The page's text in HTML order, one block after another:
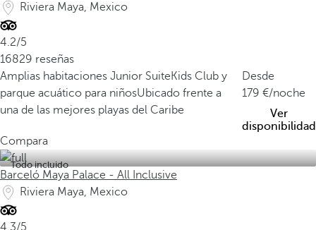
Riviera Maya, Mexico
4.2/5
16829 reseñas
Amplias habitaciones Junior SuiteKids Club y
parque acuático para niñosUbicado frente a
una de las mejores playas del Caribe
Desde
179
/noche
Ver
disponibilidad
Compara
Todo incluido
Barceló Maya Palace - All Inclusive
Riviera Maya, Mexico
4.3/5